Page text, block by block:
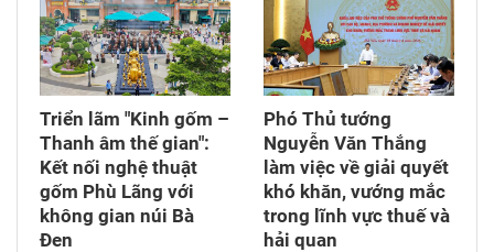
Triển lãm "Kinh gốm –
Thanh âm thế gian":
Kết nối nghệ thuật
gốm Phù Lãng với
không gian núi Bà
Đen
Phó Thủ tướng
Nguyễn Văn Thắng
làm việc về giải quyết
khó khăn, vướng mắc
trong lĩnh vực thuế và
hải quan